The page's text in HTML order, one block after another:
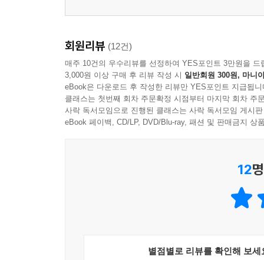
회원리뷰 (12건)
매주 10건의 우수리뷰를 선정하여 YES포인트 3만원을 드
3,000원 이상 구매 후 리뷰 작성 시 일반회원 300원, 마니
eBook은 다운로드 후 작성한 리뷰만 YES포인트 지급됩니
클래스는 첫번째 회차 주문확정 시점부터 마지막 회차 주
사락 독서모임으로 진행된 클래스는 사락 독서모임 게시
eBook 페이백, CD/LP, DVD/Blu-ray, 패션 및 판매금지 상
12
별점별로 리뷰를 확인해 보세